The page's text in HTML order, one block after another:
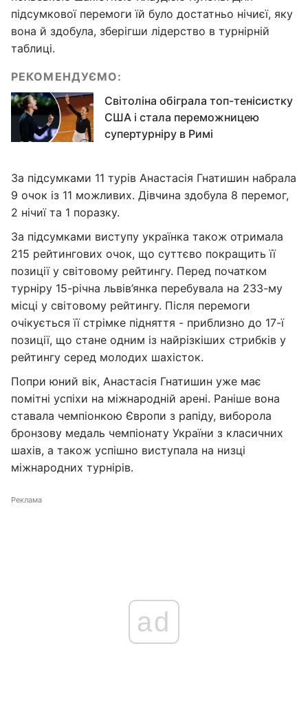
підсумкової перемоги їй було достатньо нічиєї, яку
вона й здобула, зберігши лідерство в турнірній
таблиці.
РЕКОМЕНДУЄМО:
Світоліна обіграла топ-тенісистку
США і стала переможницею
супертурніру в Римі
За підсумками 11 турів Анастасія Гнатишин набрала
9 очок із 11 можливих. Дівчина здобула 8 перемог,
2 нічиї та 1 поразку.
За підсумками виступу українка також отримала
215 рейтингових очок, що суттєво покращить її
позиції у світовому рейтингу. Перед початком
турніру 15-річна львів’янка перебувала на 233-му
місці у світовому рейтингу. Після перемоги
очікується її стрімке підняття - приблизно до 17-ї
позиції, що стане одним із найрізкіших стрибків у
рейтингу серед молодих шахісток.
Попри юний вік, Анастасія Гнатишин уже має
помітні успіхи на міжнародній арені. Раніше вона
ставала чемпіонкою Європи з рапіду, виборола
бронзову медаль чемпіонату України з класичних
шахів, а також успішно виступала на низці
міжнародних турнірів.
Реклама
ad